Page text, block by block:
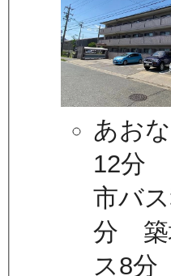
あお
12分
市バ
分 築
ス8分